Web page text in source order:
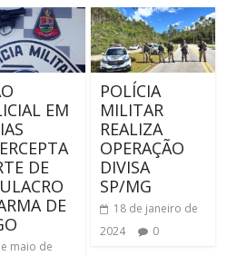
EM
DE
DE
maio de
POLÍCIA
MILITAR
REALIZA
OPERAÇÃO
DIVISA
SP/MG
18 de janeiro de
2024
0